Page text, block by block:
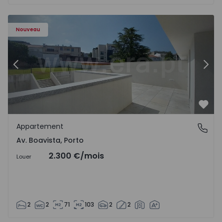
Nouveau
Appartement T2 Porto, Av. Boavista - 1575459 - 4
Précédent
Av. Boavista, Porto
Appartement
Av. Boavista, Porto
Louer 2.300 €/mois
2 2 71 103 2 2